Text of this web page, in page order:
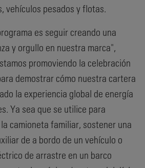
vehículos pesados y flotas.
es seguir creando una
y orgullo en nuestra marca",
promoviendo la celebración
demostrar cómo nuestra cartera
la experiencia global de energía
Ya sea que se utilice para
camioneta familiar, sostener una
de a bordo de un vehículo o
de arrastre en un barco